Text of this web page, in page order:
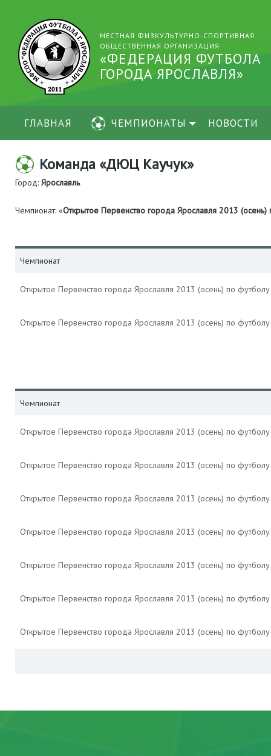
МЕСТНАЯ ФИЗКУЛЬТУРНО-СПОРТИВНАЯ
ОБЩЕСТВЕННАЯ ОРГАНИЗАЦИЯ
«ФЕДЕРАЦИЯ ФУТБОЛА
ГОРОДА ЯРОСЛАВЛЯ»
ГЛАВНАЯ ЧЕМПИОНАТЫ НОВОСТИ
Команда «ДЮЦ Каучук»
Город: Ярославль
Чемпионат: «Открытое Первенство города Ярославля 2013
Чемпионат
Открытое Первенство города Ярославля 2013 (осень) по
Открытое Первенство города Ярославля 2013 (осень) по
Чемпионат
Открытое Первенство города Ярославля 2013 (осень) по
Открытое Первенство города Ярославля 2013 (осень) по
Открытое Первенство города Ярославля 2013 (осень) по
Открытое Первенство города Ярославля 2013 (осень) по
Открытое Первенство города Ярославля 2013 (осень) по
Открытое Первенство города Ярославля 2013 (осень) по
Открытое Первенство города Ярославля 2013 (осень) по